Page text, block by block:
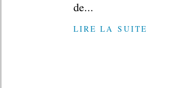
de...
LIRE LA SUITE